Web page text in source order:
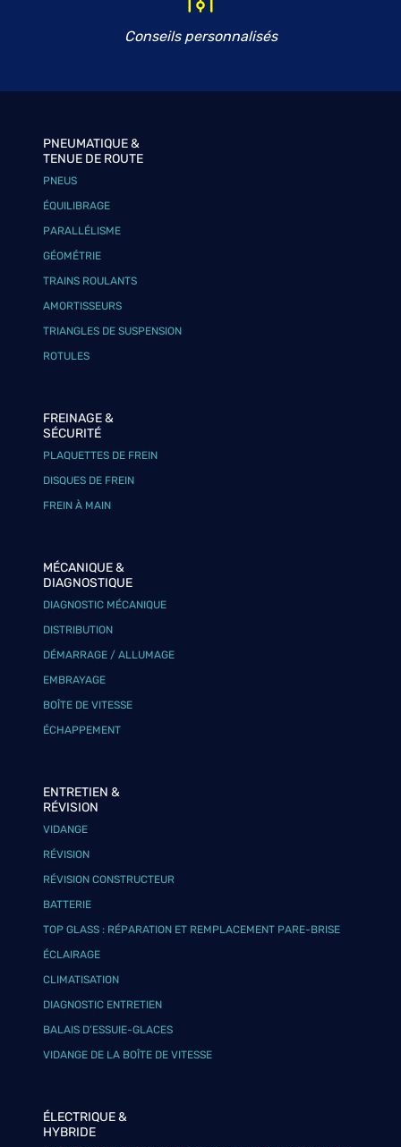
Conseils personnalisés
PNEUMATIQUE &
TENUE DE ROUTE
PNEUS
ÉQUILIBRAGE
PARALLÉLISME
GÉOMÉTRIE
TRAINS ROULANTS
AMORTISSEURS
TRIANGLES DE SUSPENSION
ROTULES
FREINAGE &
SÉCURITÉ
PLAQUETTES DE FREIN
DISQUES DE FREIN
FREIN À MAIN
MÉCANIQUE &
DIAGNOSTIQUE
DIAGNOSTIC MÉCANIQUE
DISTRIBUTION
DÉMARRAGE / ALLUMAGE
EMBRAYAGE
BOÎTE DE VITESSE
ÉCHAPPEMENT
ENTRETIEN &
RÉVISION
VIDANGE
RÉVISION
RÉVISION CONSTRUCTEUR
BATTERIE
TOP GLASS : RÉPARATION ET REMPLACEMENT PARE-BRISE
ÉCLAIRAGE
CLIMATISATION
DIAGNOSTIC ENTRETIEN
BALAIS D’ESSUIE-GLACES
VIDANGE DE LA BOÎTE DE VITESSE
ÉLECTRIQUE &
HYBRIDE